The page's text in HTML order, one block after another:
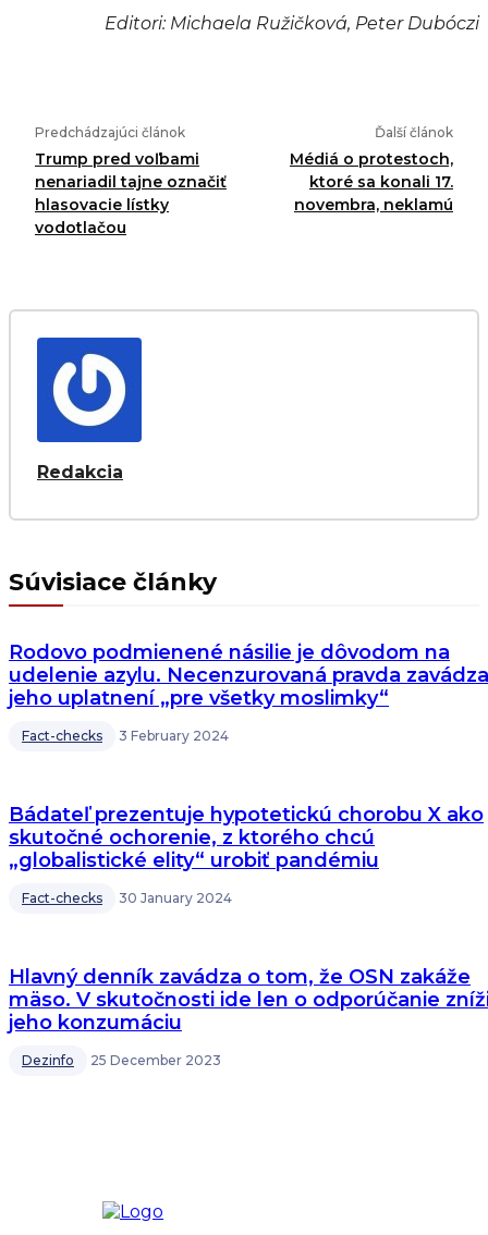
Editori: Michaela Ružičková, Peter Dubóczi
Predchádzajúci článok
Trump pred voľbami
nenariadil tajne označiť
hlasovacie lístky
vodotlačou
Ďalší článok
Médiá o protestoch,
ktoré sa konali 17.
novembra, neklamú
Redakcia
Súvisiace články
Rodovo podmienené násilie je dôvodom na
udelenie azylu. Necenzurovaná pravda
jeho uplatnení „pre všetky moslimky“
Fact-checks 3 February 2024
Bádateľ prezentuje hypotetickú chorobu X ako
skutočné ochorenie, z ktorého chcú
„globalistické elity“ urobiť pandémiu
Fact-checks 30 January 2024
Hlavný denník zavádza o tom, že OSN zakáže
mäso. V skutočnosti ide len o odporúčanie
jeho konzumáciu
Dezinfo 25 December 2023